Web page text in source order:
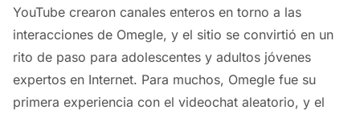
YouTube crearon canales enteros en torno a las
interacciones de Omegle, y el sitio se convirtió en un
rito de paso para adolescentes y adultos jóvenes
expertos en Internet. Para muchos, Omegle fue su
primera experiencia con el videochat aleatorio, y el